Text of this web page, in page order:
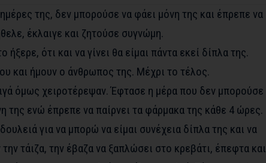
της, δεν μπορούσε να φάει μόνη της και έπρεπε να
έκλαιγε και ζητούσε συγνώμη.
ότι και να γίνει θα είμαι πάντα εκεί δίπλα της.
και ήμουν ο άνθρωπος της. Μέχρι το τέλος.
όμως χειροτέρεψαν. Έφτασε η μέρα που δεν μπορούσε
της ενώ έπρεπε να παίρνει τα φάρμακα της κάθε 4 ώρες.
για να μπορώ να είμαι συνέχεια δίπλα της και να
τάιζα, την έβαζα να ξαπλώσει στο κρεβάτι, έπεφτα και